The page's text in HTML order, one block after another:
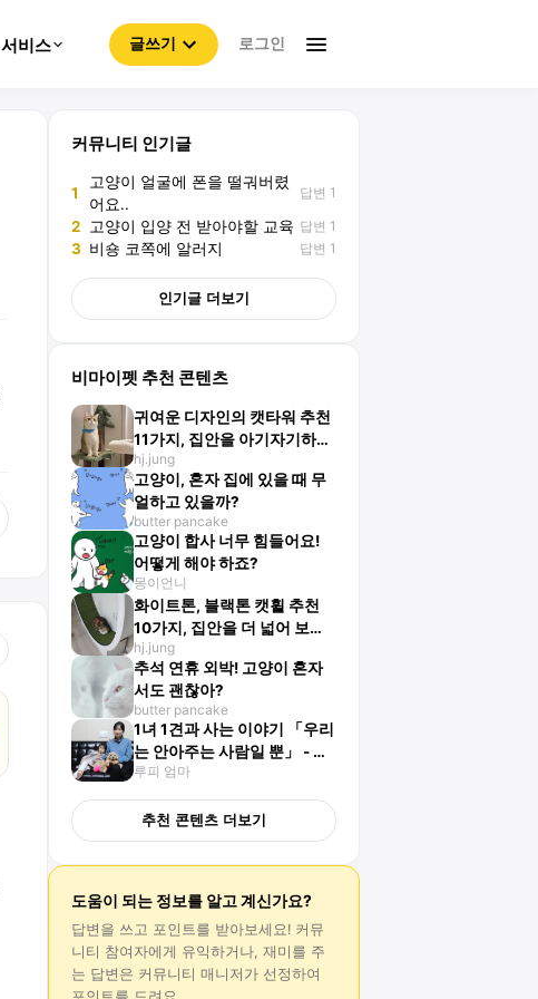
서비스 글쓰기 로그인
커뮤니티 인기글
1
고양이 얼굴에 폰을 떨궈버렸
어요..
답변 1
2 고양이 입양 전 받아야할 교육 답변 1
3 비숑 코쪽에 알러지 답변 1
인기글 더보기
비마이펫 추천 콘텐츠
귀여운 디자인의 캣타워 추천
11가지, 집안을 아기자기하게
꾸밀 수 있어요!
hj.jung
고양이, 혼자 집에 있을 때 무
얼하고 있을까?
butter pancake
고양이 합사 너무 힘들어요!
어떻게 해야 하죠?
몽이언니
화이트톤, 블랙톤 캣휠 추천
10가지, 집안을 더 넓어 보이
게 해줘요!
hj.jung
추석 연휴 외박! 고양이 혼자
서도 괜찮아?
butter pancake
1녀 1견과 사는 이야기 「우리
는 안아주는 사람일 뿐」 - 김
상아 작가 인터뷰
루피 엄마
추천 콘텐츠 더보기
도움이 되는 정보를 알고 계신가요?
답변 을 쓰고 포인트를 받아보세요! 커뮤
니티 참여자에게 유익하거나, 재미를 주
는 답변 은 커뮤니티 매니저가 선정하여